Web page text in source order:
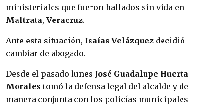
ministeriales que fueron hallados sin vida en
Maltrata, Veracruz.
Ante esta situación, Isaías Velázquez decidió
cambiar de abogado.
Desde el pasado lunes José Guadalupe Huerta
Morales tomó la defensa legal del alcalde y de
manera conjunta con los policías municipales